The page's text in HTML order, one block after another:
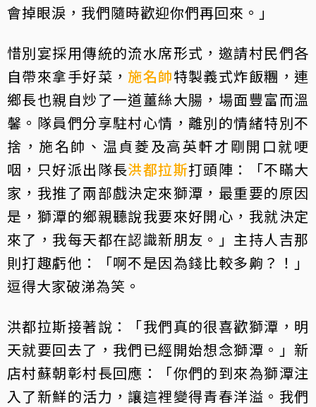
會掉眼淚，我們隨時歡迎你們再回來。」
惜別宴採用傳統的流水席形式，邀請村民們各
自帶來拿手好菜， 施名帥特製義式炸飯糰，連
鄉長也親自炒了一道薑絲大腸，場面豐富而溫
馨。隊員們分享駐村心情，離別的情緒特別不
捨，施名帥、温貞菱及高英軒才剛開口就哽
咽，只好派出隊長洪都拉斯打頭陣：「不瞞大
家，我推了兩部戲決定來獅潭，最重要的原因
是，獅潭的鄉親聽說我要來好開心，我就決定
來了，我每天都在認識新朋友。」主持人吉那
則打趣虧他：「啊不是因為錢比較多齁？！」
逗得大家破涕為笑。
洪都拉斯接著說：「我們真的很喜歡獅潭，明
天就要回去了，我們已經開始想念獅潭。」新
店村蘇朝彰村長回應：「你們的到來為獅潭注
入了新鮮的活力，讓這裡變得青春洋溢。我們